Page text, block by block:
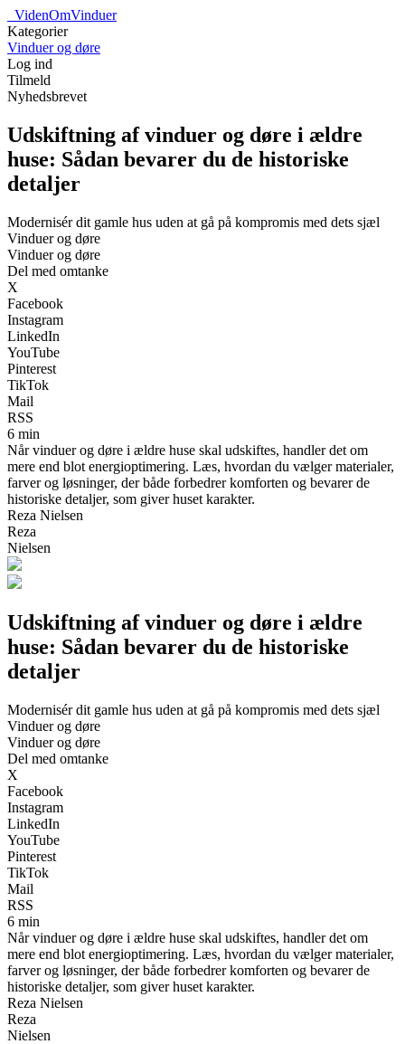
VidenOmVinduer
Kategorier
Vinduer og døre
Log ind
Tilmeld
Nyhedsbrevet
Udskiftning af vinduer og døre i ældre
huse: Sådan bevarer du de historiske
detaljer
Modernisér dit gamle hus uden at gå på kompromis med dets sjæl
Vinduer og døre
Vinduer og døre
Del med omtanke
X
Facebook
Instagram
LinkedIn
YouTube
Pinterest
TikTok
Mail
RSS
6 min
Når vinduer og døre i ældre huse skal udskiftes, handler det om
mere end blot energioptimering. Læs, hvordan du vælger materialer,
farver og løsninger, der både forbedrer komforten og bevarer de
historiske detaljer, som giver huset karakter.
Reza Nielsen
Reza
Nielsen
Udskiftning af vinduer og døre i ældre
huse: Sådan bevarer du de historiske
detaljer
Modernisér dit gamle hus uden at gå på kompromis med dets sjæl
Vinduer og døre
Vinduer og døre
Del med omtanke
X
Facebook
Instagram
LinkedIn
YouTube
Pinterest
TikTok
Mail
RSS
6 min
Når vinduer og døre i ældre huse skal udskiftes, handler det om
mere end blot energioptimering. Læs, hvordan du vælger materialer,
farver og løsninger, der både forbedrer komforten og bevarer de
historiske detaljer, som giver huset karakter.
Reza Nielsen
Reza
Nielsen